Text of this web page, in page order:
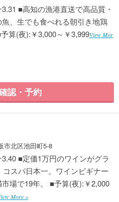
■高知の漁港直送で高品質・
、生でも食べれる朝引き地鶏
算(夜):￥3,000～￥3,999View Mor
認・予約
市北区池田町5-8
■定価1万円のワインがグラ
コスパ日本一。ワインビギナー
場で19年。 ■予算(夜):￥2,000
More »